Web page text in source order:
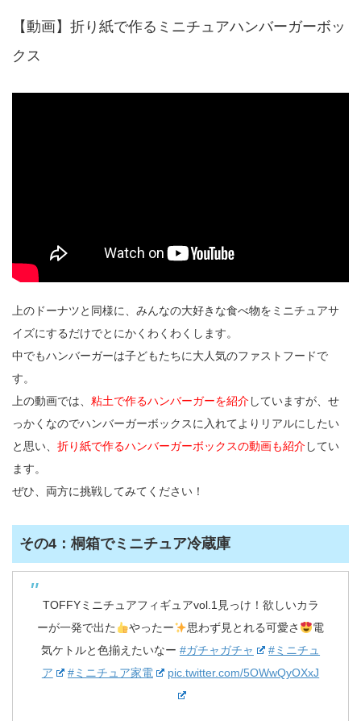
【動画】折り紙で作るミニチュアハンバーガーボッ
クス
上のドーナツと同様に、みんなの大好きな食べ物をミニチュアサ
イズにするだけでとにかくわくわくします。
中でもハンバーガーは子どもたちに大人気のファストフードで
す。
上の動画では、 粘土で作るハンバーガーを紹介していますが、せ
っかくなのでハンバーガーボックスに入れてよりリアルにしたい
と思い、 折り紙で作るハンバーガーボックスの動画も紹介してい
ます。
ぜひ、両方に挑戦してみてください！
その4：桐箱でミニチュア冷蔵庫
TOFFYミニチュアフィギュアvol.1見っけ！欲しいカラ
ーが一発で出た
やったー 思わず見とれる可愛さ
電
気ケトルと色揃えたいなー #ガチャガチャ
#ミニチュ
ア
#ミニチュア家電 pic.twitter.com/5OWwQyOXxJ